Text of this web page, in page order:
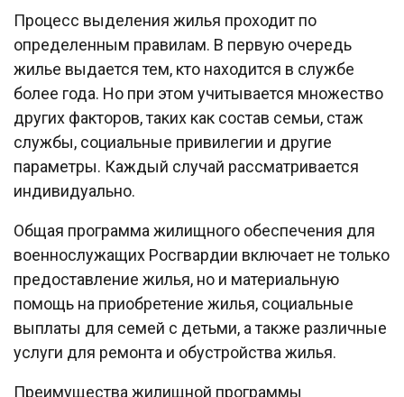
Процесс выделения жилья проходит по
определенным правилам. В первую очередь
жилье выдается тем, кто находится в службе
более года. Но при этом учитывается множество
других факторов, таких как состав семьи, стаж
службы, социальные привилегии и другие
параметры. Каждый случай рассматривается
индивидуально.
Общая программа жилищного обеспечения для
военнослужащих Росгвардии включает не только
предоставление жилья, но и материальную
помощь на приобретение жилья, социальные
выплаты для семей с детьми, а также различные
услуги для ремонта и обустройства жилья.
Преимущества жилищной программы